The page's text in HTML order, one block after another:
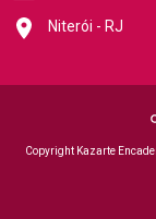
Niterói - RJ
Copyright Kazarte